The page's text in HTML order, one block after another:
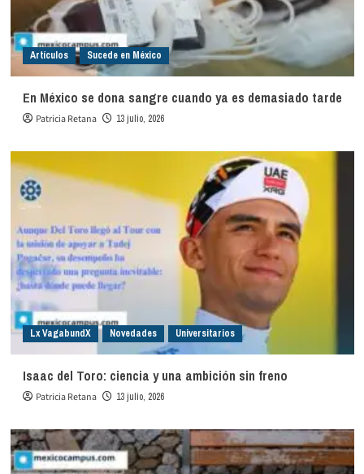
Artículos Sucede en México
En México se dona sangre cuando ya es demasiado tarde
Patricia Retana 13 julio, 2026
Lx VagabundX Novedades Universitarios
Isaac del Toro: ciencia y una ambición sin freno
Patricia Retana 13 julio, 2026